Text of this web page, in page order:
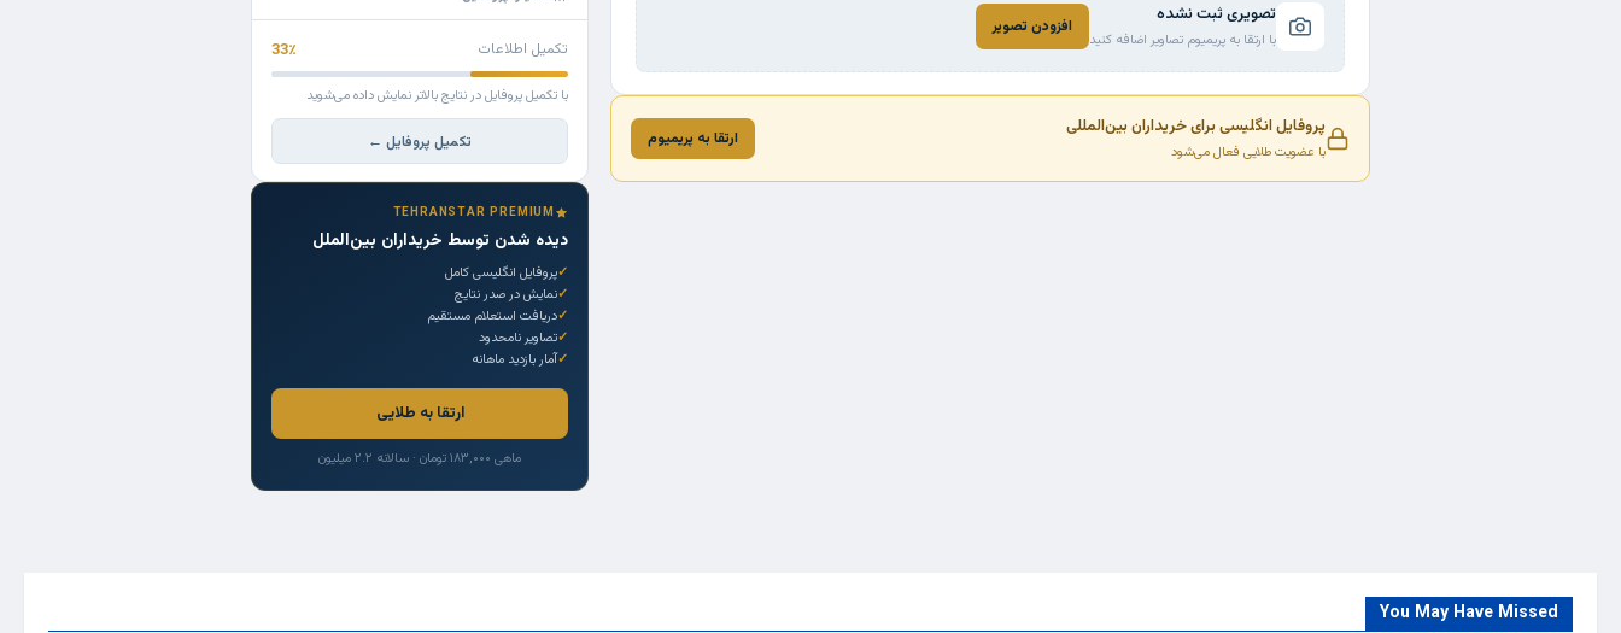
تصویری ثبت نشده
با ارتقا به پریمیوم تصاویر اضافه کنید
افزودن تصویر
پروفایل انگلیسی برای خریداران بین‌المللی
با عضویت طلایی فعال می‌شود
ارتقا به پریمیوم
تکمیل اطلاعات 33٪
با تکمیل پروفایل در نتایج بالاتر نمایش داده می‌شوید
تکمیل پروفایل ←
TEHRANSTAR PREMIUM
دیده شدن توسط خریداران بین‌الملل
پروفایل انگلیسی کامل
نمایش در صدر نتایج
دریافت استعلام مستقیم
تصاویر نامحدود
آمار بازدید ماهانه
ارتقا به طلایی
ماهی ۱۸۳,۰۰۰ تومان · سالانه ۲.۲ میلیون
You May Have Missed